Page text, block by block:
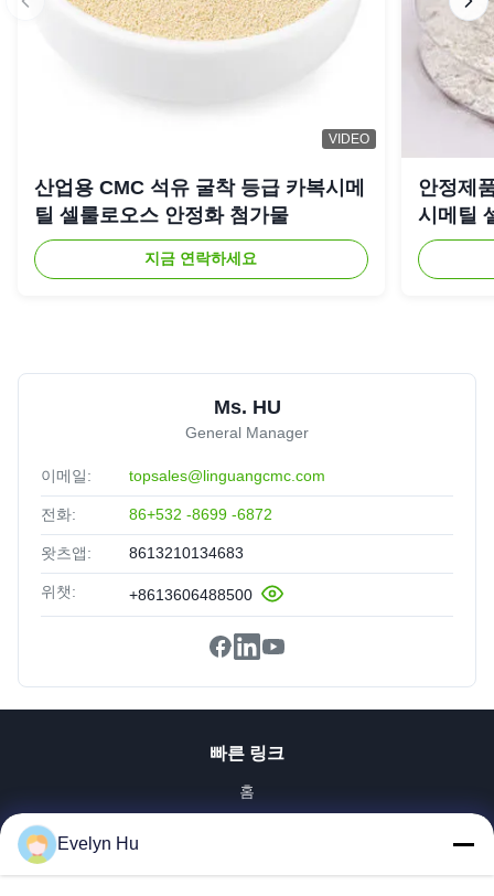
and the service is more professional
VIDEO
산업용 CMC 석유 굴착 등급 카복시메
틸 셀룰로오스 안정화 첨가물
지금 연락하세요
안정제
시메틸
Ms. HU
General Manager
이메일: topsales@linguangcmc.com
전화: 86+532 -8699 -6872
왓츠앱: 8613210134683
위챗: +8613606488500
빠른 링크
홈
Evelyn Hu